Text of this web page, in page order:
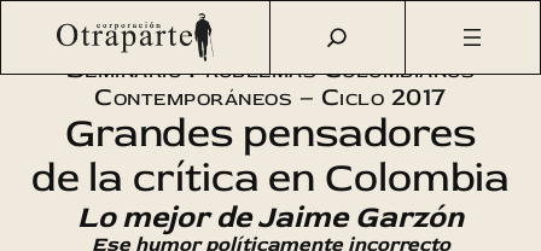
Saltar
contenido
Otraparte.org /Agenda Cultural Sofos Jaime Garzón
Seminario Problemas Colombianos
Contemporáneos – Ciclo 2017
Grandes pensadores
de la crítica en Colombia
Lo mejor de Jaime Garzón
Ese humor políticamente incorrecto